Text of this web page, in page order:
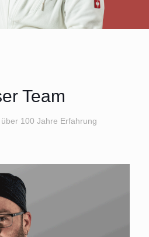
Team
100 Jahre Erfahrung